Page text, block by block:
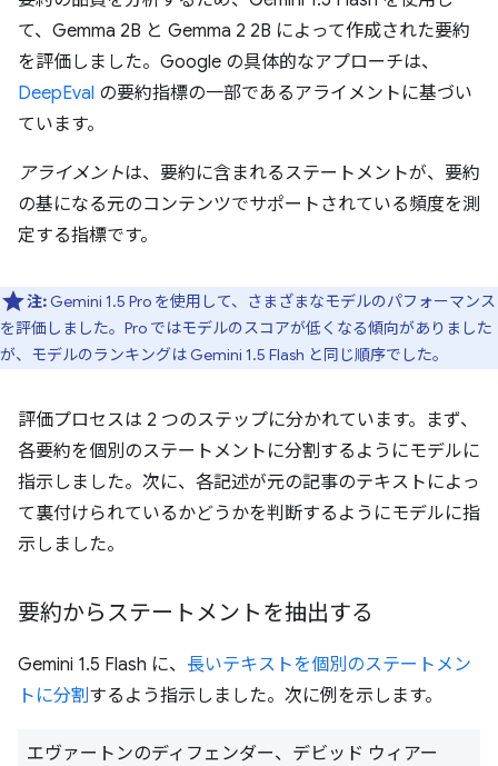
て、Gemma 2B と Gemma 2 2B によって作成された要約
を評価しました。Google の具体的なアプローチは、
DeepEval の要約指標の一部であるアライメントに基づい
ています。
アライメントは、要約に含まれるステートメントが、要約
の基になる元のコンテンツでサポートされている頻度を測
定する指標です。
注: Gemini 1.5 Pro を使用して、さまざまなモデルのパフォーマンス
を評価しました。Pro ではモデルのスコアが低くなる傾向がありました
が、モデルのランキングは Gemini 1.5 Flash と同じ順序でした。
評価プロセスは 2 つのステップに分かれています。まず、
各要約を個別のステートメントに分割するようにモデルに
指示しました。次に、各記述が元の記事のテキストによっ
て裏付けられているかどうかを判断するようにモデルに指
示しました。
要約からステートメントを抽出する
Gemini 1.5 Flash に、 長いテキストを個別のステートメン
トに分割するよう指示しました。次に例を示します。
エヴァートンのディフェンダー、デビッド ウィアー